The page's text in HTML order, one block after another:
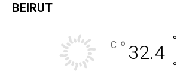
BEIRUT
32.4
°
C °
°